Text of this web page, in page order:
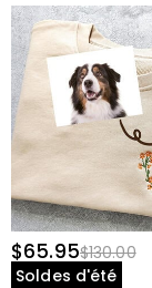
$65.95$130.00
Soldes d'été